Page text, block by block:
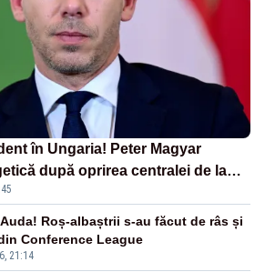
în Ungaria! Peter Magyar
după oprirea centralei de la
21:14
Roș-albaștrii s-au făcut de râs și
Conference League